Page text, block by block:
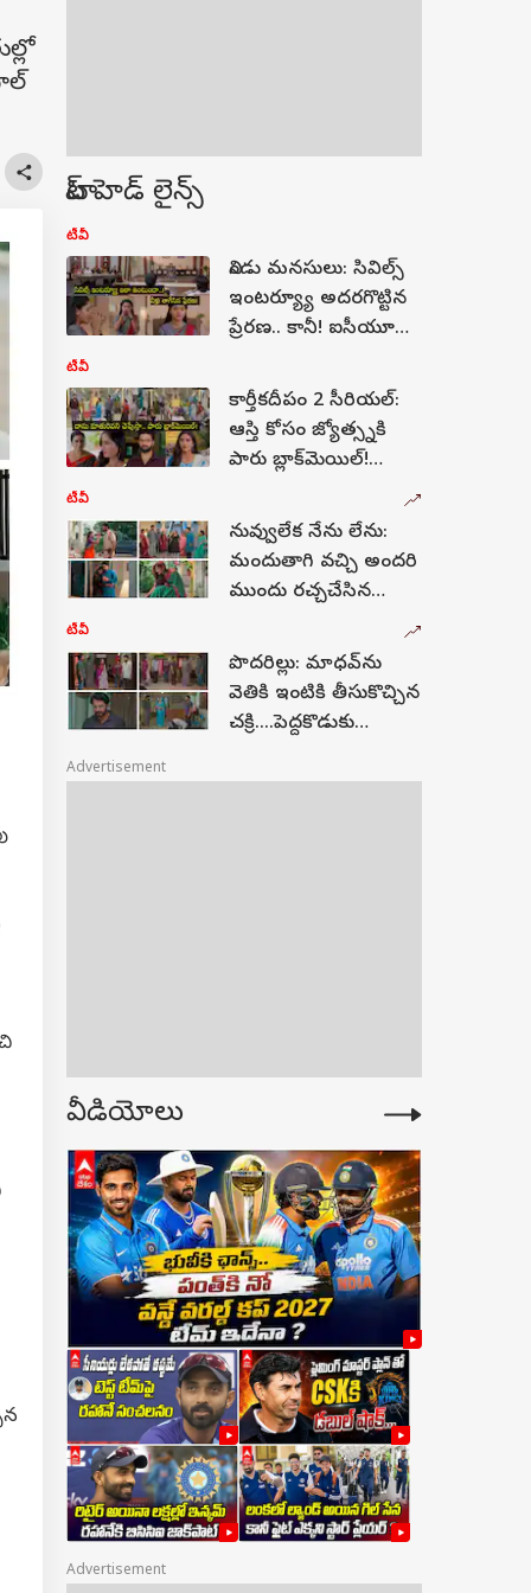
టాప్ హెడ్ లైన్స్
టీవీ
నిండు మనసులు: సివిల్స్
ఇంటర్య్యూ అదరగొట్టిన
ప్రేరణ.. కానీ! ఐసీయూ
టీవీ
కార్తీకదీపం 2 సీరియల్:
ఆస్తి కోసం జ్యోత్స్నకి
పారు బ్లాక్‌మెయిల్!
సూరజ్! దిమ్మతిరిగే
ట్విస్ట్‌లు!
టీవీ
నువ్వులేక నేను లేను:
మందుతాగి వచ్చి అందరి
ముందు రచ్చచేసిన
చిట్టీ అంటూ గొడవ
టీవీ
పొదరిల్లు: మాధవ్‌ను
వెతికి ఇంటికి తీసుకొచ్చిన
చక్రి....పెద్దకొడుకు
నారాయణ
Advertisement
వీడియోలు
Advertisement